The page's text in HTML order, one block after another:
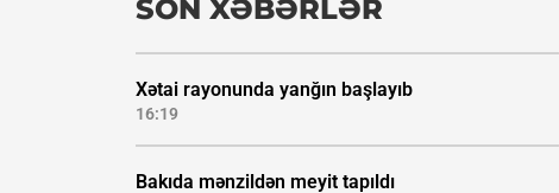
SON XƏBƏRLƏR
Xətai rayonunda yanğın başlayıb
16:19
Bakıda mənzildən meyit tapıldı